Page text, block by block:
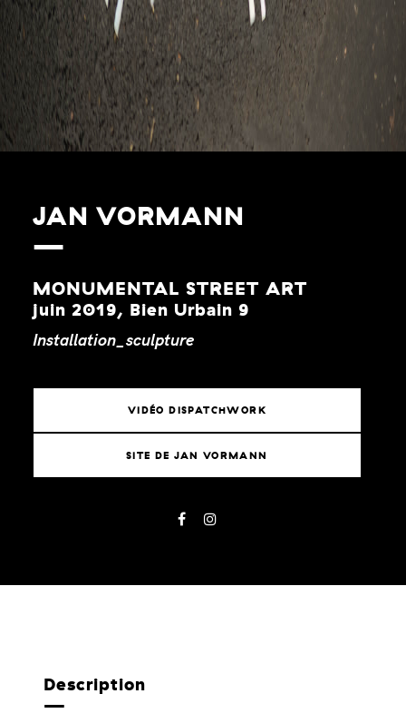
JAN VORMANN
MONUMENTAL STREET ART
juin 2019, Bien Urbain 9
Installation_sculpture
VIDÉO DISPATCHWORK
SITE DE JAN VORMANN
Description